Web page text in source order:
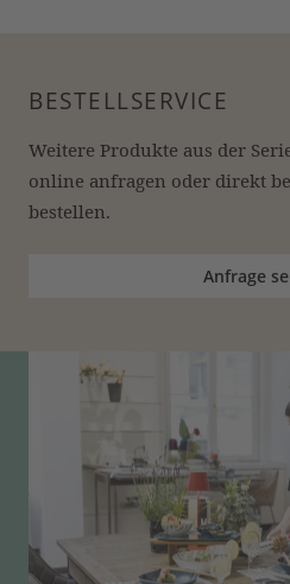
BESTELLSERVICE
Weitere Produkte aus der
online anfragen oder direkt
bestellen.
Anfrage